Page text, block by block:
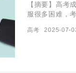
【摘要】高考
服很多困难，
高考 2025-07-